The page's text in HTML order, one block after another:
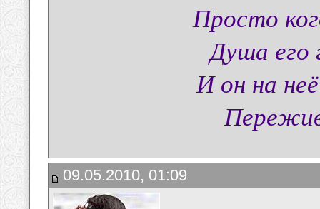
Просто
Душа его
И он на
09.05.2010, 01:09